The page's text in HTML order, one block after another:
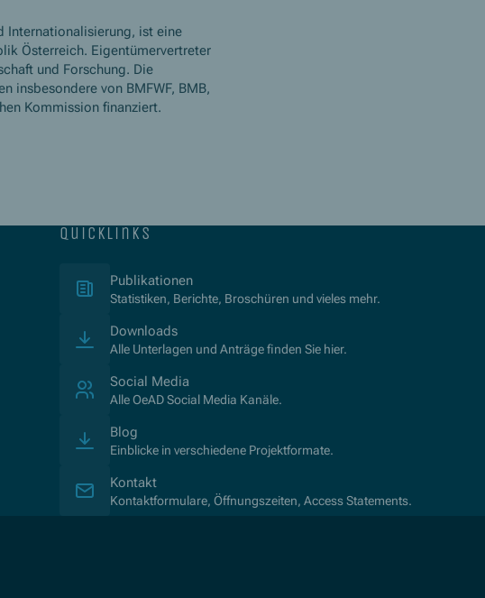
Internationalisierung, ist eine
Österreich. Eigentümervertreter
und Forschung. Die
insbesondere von BMFWF, BMB,
Kommission finanziert.
quicklinks
Publikationen(Öffnet in neuem Fenster)
Statistiken, Berichte, Broschüren und vieles mehr.
Downloads
Alle Unterlagen und Anträge finden Sie hier.
Social Media
Alle OeAD Social Media Kanäle.
Blog
Einblicke in verschiedene Projektformate.
Kontakt
Kontaktformulare, Öffnungszeiten, Access Statements.